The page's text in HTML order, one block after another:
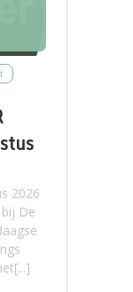
2026
De